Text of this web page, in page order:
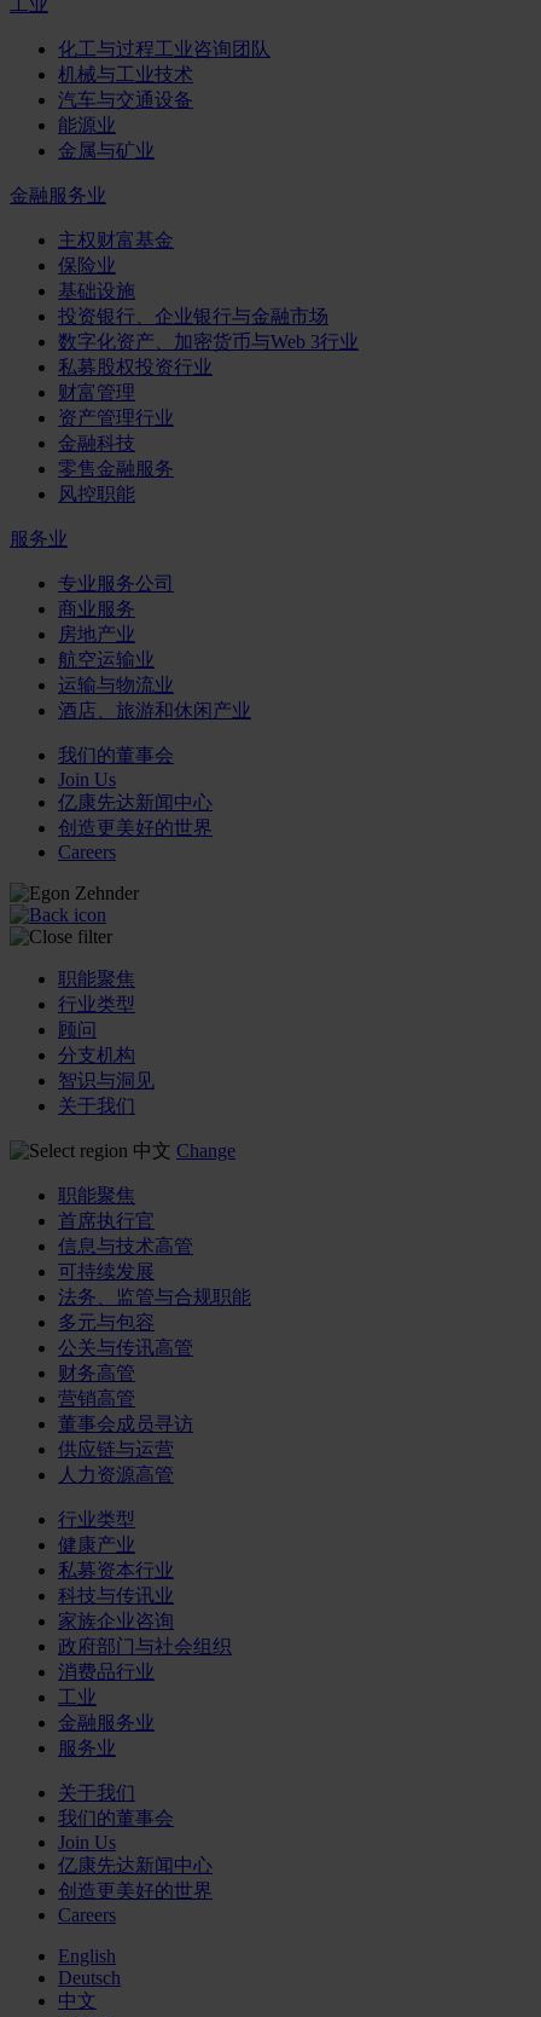
工业
化工与过程工业咨询团队
机械与工业技术
汽车与交通设备
能源业
金属与矿业
金融服务业
主权财富基金
保险业
基础设施
投资银行、企业银行与金融市场
数字化资产、加密货币与Web 3行业
私募股权投资行业
财富管理
资产管理行业
金融科技
零售金融服务
风控职能
服务业
专业服务公司
商业服务
房地产业
航空运输业
运输与物流业
酒店、旅游和休闲产业
我们的董事会
Join Us
亿康先达新闻中心
创造更美好的世界
Careers
职能聚焦
行业类型
顾问
分支机构
智识与洞见
关于我们
中文 Change
职能聚焦
首席执行官
信息与技术高管
可持续发展
法务、监管与合规职能
多元与包容
公关与传讯高管
财务高管
营销高管
董事会成员寻访
供应链与运营
人力资源高管
行业类型
健康产业
私募资本行业
科技与传讯业
家族企业咨询
政府部门与社会组织
消费品行业
工业
金融服务业
服务业
关于我们
我们的董事会
Join Us
亿康先达新闻中心
创造更美好的世界
Careers
English
Deutsch
中文